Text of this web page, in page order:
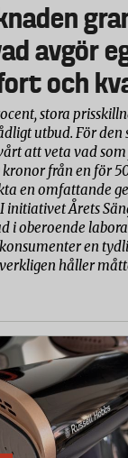
avgör
och
stora
utbud. För den
att veta vad
från en för
en omfattande
initiativet Årets
i oberoende
en
håller